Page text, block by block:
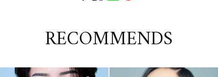
RECOMMENDS